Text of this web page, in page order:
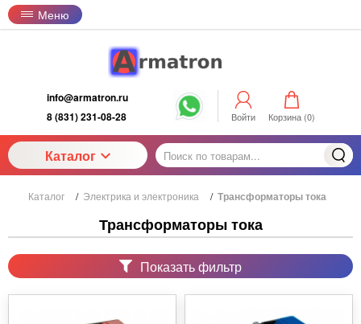
Меню
info@armatron.ru
8 (831) 231-08-28
Войти Корзина (0)
Каталог
Каталог / Электрика и электроника / Трансформаторы тока
Трансформаторы тока
Показать фильтр